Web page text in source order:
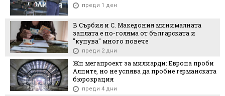
преди 1 ден
В Сърбия и С. Македония минималната
заплата е по-голяма от българската и
"купува" много повече
преди 2 дни
Жп мегапроект за милиарди: Европа проби
Алпите, но не успява да пробие германската
бюрокрация
преди 4 дни